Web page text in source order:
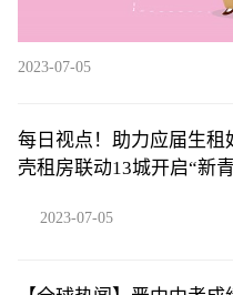
2023-07-05
每日视点！助力应届生租
壳租房联动13城开启“新
2023-07-05